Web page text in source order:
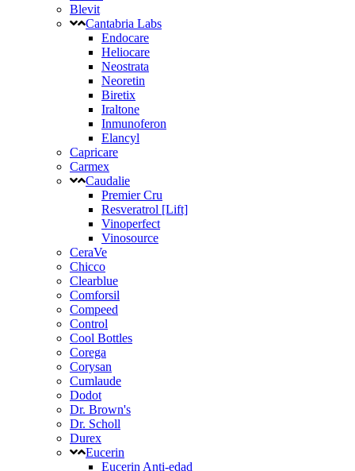
Blevit
Cantabria Labs
Endocare
Heliocare
Neostrata
Neoretin
Biretix
Iraltone
Inmunoferon
Elancyl
Capricare
Carmex
Caudalie
Premier Cru
Resveratrol [Lift]
Vinoperfect
Vinosource
CeraVe
Chicco
Clearblue
Comforsil
Compeed
Control
Cool Bottles
Corega
Corysan
Cumlaude
Dodot
Dr. Brown's
Dr. Scholl
Durex
Eucerin
Eucerin Anti-edad